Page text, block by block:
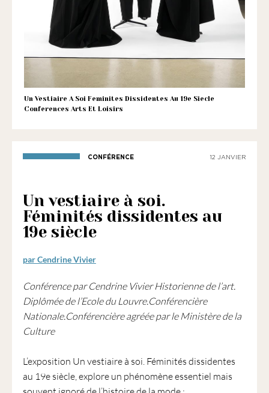
1901
ayant
une
vocation
culturelle.
Un Vestiaire A Soi Feminites Dissidentes Au 19e Siecle
Conferences Arts Et Loisirs
CONFÉRENCE 12 JANVIER
Un vestiaire à soi.
Féminités dissidentes au
19e siècle
par Cendrine Vivier
Conférence par Cendrine Vivier Historienne de l’art.
Diplômée de l’Ecole du Louvre.Conférencière
Nationale.Conférencière agréée par le Ministère de la
Culture
L’exposition Un vestiaire à soi. Féminités dissidentes
au 19e siècle, explore un phénomène essentiel mais